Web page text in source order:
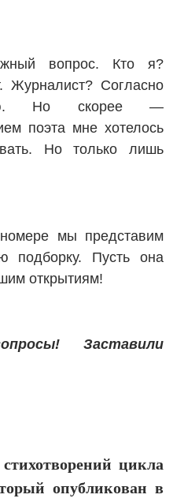
вопрос. Кто я?
Журналист? Согласно
Но скорее —
поэта мне хотелось
Но только лишь
мы представим
подборку. Пусть она
открытиям!
Заставили
цикла
опубликован в